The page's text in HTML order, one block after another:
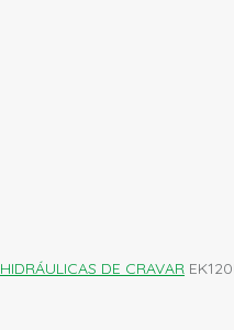
DE CRAVAR